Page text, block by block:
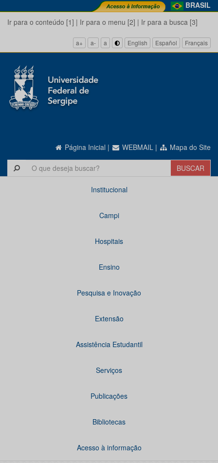
BRASIL
Ir para o conteúdo [1] | Ir para o menu [2] | Ir para a busca [3]
a+ a- a English Español Français
Página Inicial | WEBMAIL | Mapa do Site
Institucional
Campi
Hospitais
Ensino
Pesquisa e Inovação
Extensão
Assistência Estudantil
Serviços
Publicações
Bibliotecas
Acesso à informação